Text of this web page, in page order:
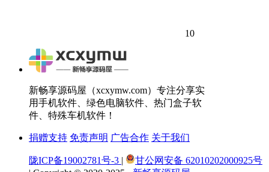
10
新畅享源码屋（xcxymw.com）专注分享实
用手机软件、绿色电脑软件、热门盒子软
件、特殊车机软件！
捐赠支持 免责声明 广告合作 关于我们
陇ICP备19002781号-3 |
甘公网安备 62010202000925号